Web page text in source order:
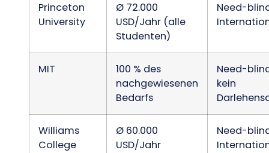
Princeton
University
Ø 72.000
USD/Jahr (alle
Studenten)
Need-
MIT
100 % des
nachgewiesenen
Bedarfs
Need-
kein
Williams
College
Ø 60.000
USD/Jahr
Need-